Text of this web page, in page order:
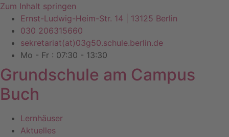
Zum Inhalt springen
Ernst-Ludwig-Heim-Str. 14 | 13125 Berlin
030 206315660
sekretariat(at)03g50.schule.berlin.de
Mo - Fr : 07:30 - 13:30
Grundschule am Campus
Buch
Lernhäuser
Aktuelles